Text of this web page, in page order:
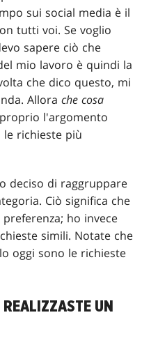
sui social media è il
tutti voi. Se voglio
sapere ciò che
mio lavoro è quindi la
che dico questo, mi
Allorache cosa
l'argomento
richieste più
deciso di raggruppare
Ciò significa che
ho invece
simili. Notate che
oggi sono le richieste
UN